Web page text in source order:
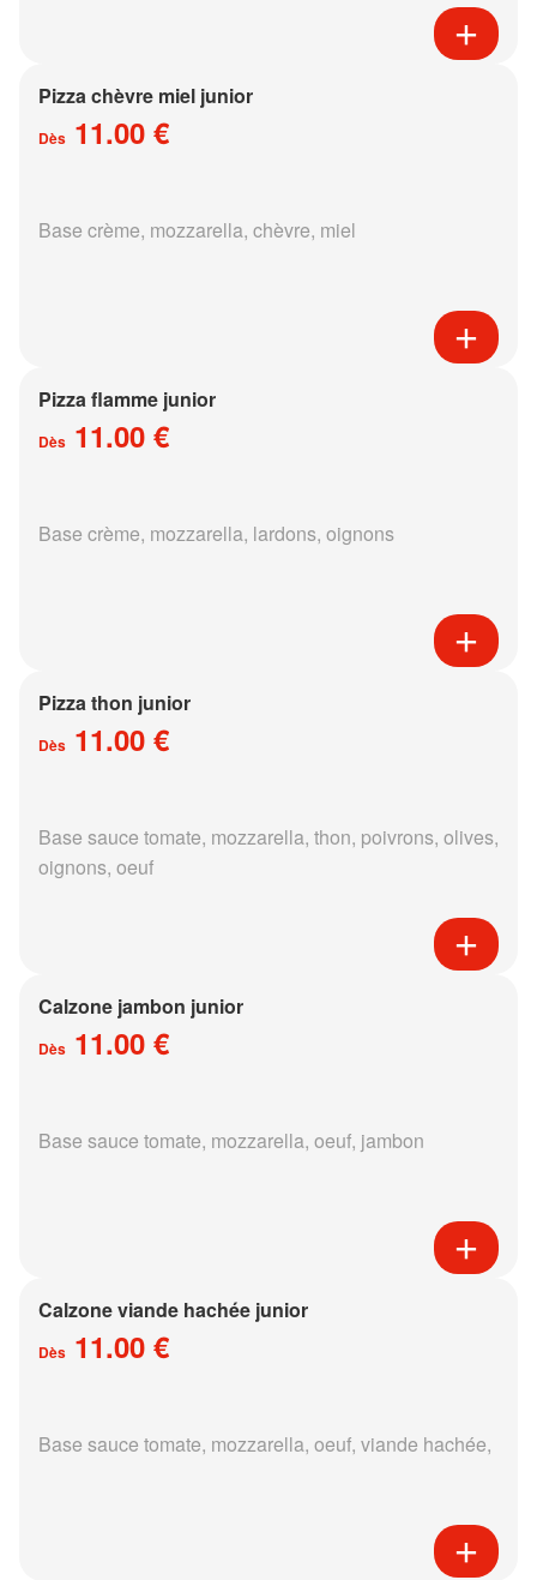
Pizza chèvre miel junior
Dès 11.00 €
Base crème, mozzarella, chèvre, miel
Pizza flamme junior
Dès 11.00 €
Base crème, mozzarella, lardons, oignons
Pizza thon junior
Dès 11.00 €
Base sauce tomate, mozzarella, thon, poivrons, olives,
oignons, oeuf
Calzone jambon junior
Dès 11.00 €
Base sauce tomate, mozzarella, oeuf, jambon
Calzone viande hachée junior
Dès 11.00 €
Base sauce tomate, mozzarella, oeuf, viande hachée,